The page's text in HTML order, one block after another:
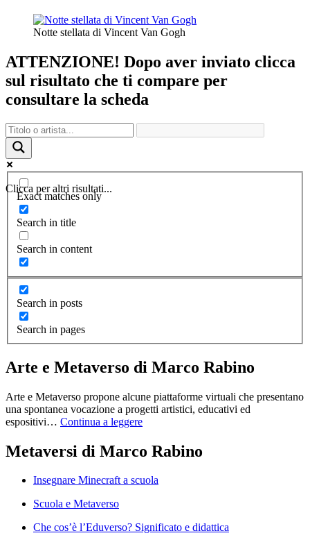
Notte stellata di Vincent Van Gogh
ATTENZIONE! Dopo aver inviato clicca
sul risultato che ti compare per
consultare la scheda
Clicca per altri risultati...
Exact matches only
Search in title
Search in content
Search in posts
Search in pages
Arte e Metaverso di Marco Rabino
Arte e Metaverso propone alcune piattaforme virtuali che presentano
una spontanea vocazione a progetti artistici, educativi ed
espositivi… Continua a leggere
Metaversi di Marco Rabino
Insegnare Minecraft a scuola
Scuola e Metaverso
Che cos’è l’Eduverso? Significato e didattica